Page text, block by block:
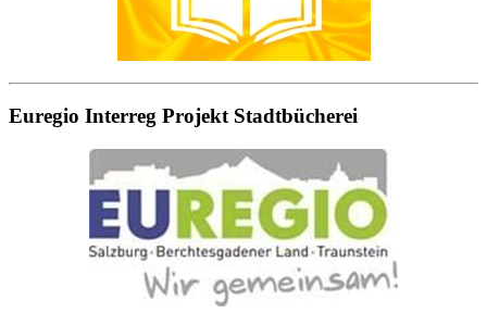
Euregio Interreg Projekt Stadtbücherei